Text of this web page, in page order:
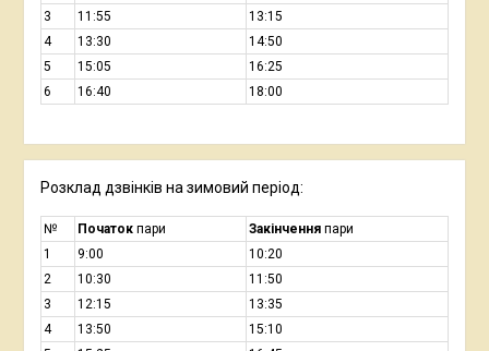
3
11:55
13:15
4
13:30
14:50
5
15:05
16:25
6
16:40 18:00
Розклад дзвінків на зимовий період:
№ Початокпари Закінченняпари
1
9:00
10:20
2
10:30
11:50
3
12:15
13:35
4
13:50
15:10